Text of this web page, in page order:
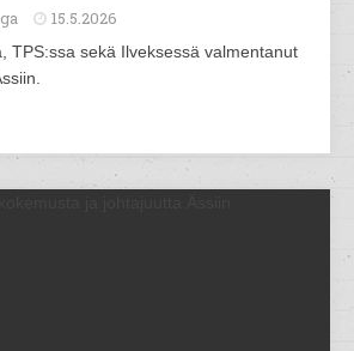
15.5.2026
TPS:ssa sekä Ilveksessä valmentanut